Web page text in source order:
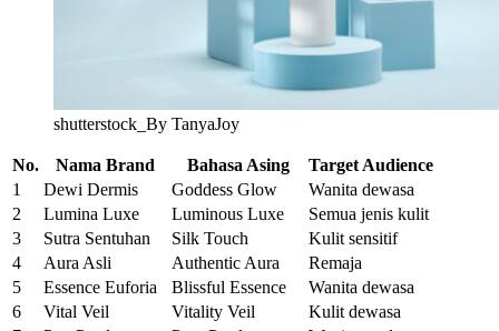
shutterstock_By TanyaJoy
No. Nama Brand Bahasa Asing
Target Audience
1
Dewi Dermis Goddess Glow
Wanita dewasa
2
Lumina Luxe Luminous Luxe
Semua jenis kulit
3
Sutra Sentuhan Silk Touch
Kulit sensitif
4
Aura Asli Authentic Aura
Remaja
5
Essence Euforia Blissful Essence
Wanita dewasa
6
Vital Veil Vitality Veil
Kulit dewasa